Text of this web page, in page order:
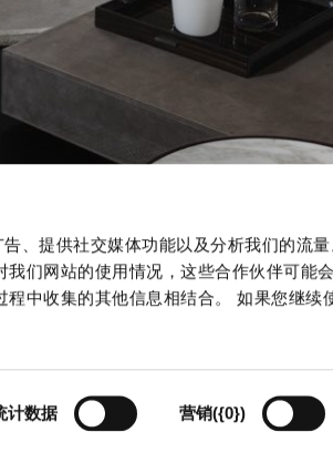
、提供社交媒体功能以及分析我们的流
们网站的使用情况，这些合作伙伴可能
中收集的其他信息相结合。 如果您继续
计数据 营销({0})